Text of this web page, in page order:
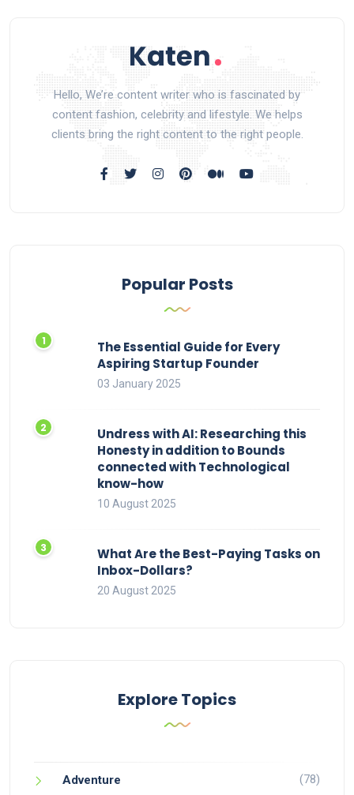
Hello, We’re content writer who is fascinated by
content fashion, celebrity and lifestyle. We helps
clients bring the right content to the right people.
Popular Posts
The Essential Guide for Every
Aspiring Startup Founder
03 January 2025
Undress with AI: Researching this
Honesty in addition to Bounds
connected with Technological
know-how
10 August 2025
What Are the Best-Paying Tasks on
Inbox-Dollars?
20 August 2025
Explore Topics
Adventure (78)